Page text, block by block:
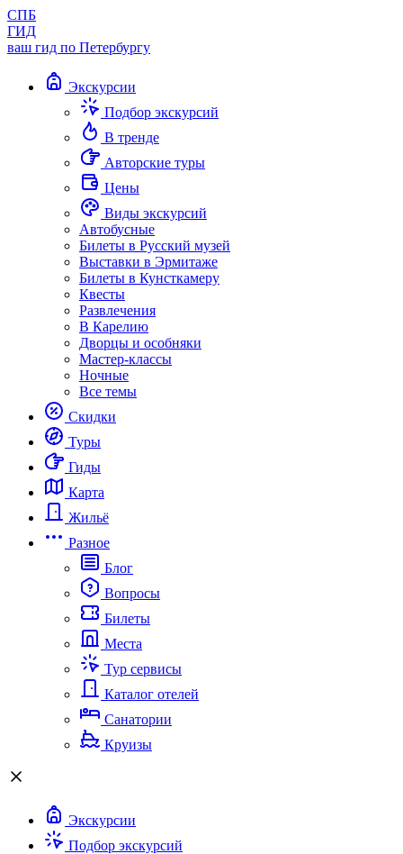
СПБ
ГИД
ваш гид по Петербургу
Экскурсии
Подбор экскурсий
В тренде
Авторские туры
Цены
Виды экскурсий
Автобусные
Билеты в Русский музей
Выставки в Эрмитаже
Билеты в Кунсткамеру
Квесты
Развлечения
В Карелию
Дворцы и особняки
Мастер-классы
Ночные
Все темы
Скидки
Туры
Гиды
Карта
Жильё
Разное
Блог
Вопросы
Билеты
Места
Тур сервисы
Каталог отелей
Санатории
Круизы
Экскурсии
Подбор экскурсий